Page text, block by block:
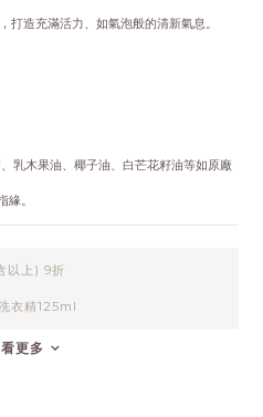
打造充滿活力、如氣泡般的清新氣息。
乳木果油、椰子油、白芒花籽油等如原廠
。
以上) 9折
衣精125ml
更多